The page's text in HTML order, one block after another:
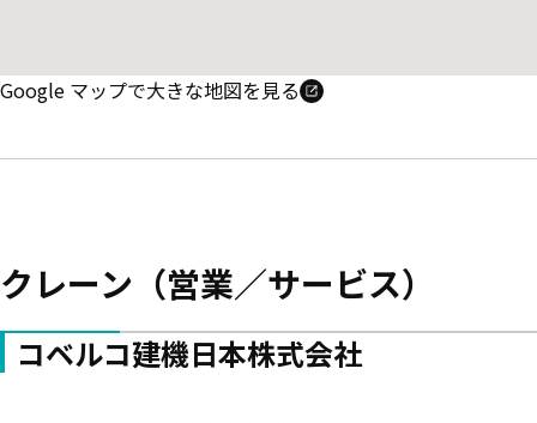
Google マップで大きな地図を見る
クレーン（営業／サービス）
コベルコ建機日本株式会社